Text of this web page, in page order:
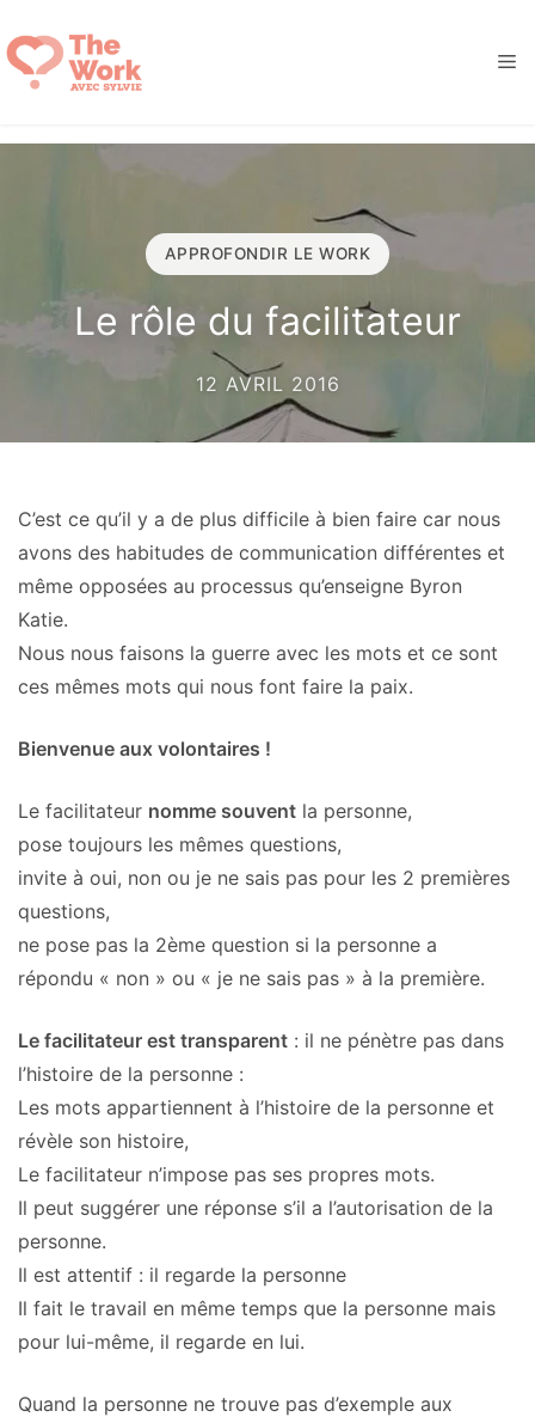
au
contenu
APPROFONDIR LE WORK
Le rôle du facilitateur
12 AVRIL 2016
C’est ce qu’il y a de plus difficile à bien faire car nous
avons des habitudes de communication différentes et
même opposées au processus qu’enseigne Byron
Katie.
Nous nous faisons la guerre avec les mots et ce sont
ces mêmes mots qui nous font faire la paix.
Bienvenue aux volontaires !
Le facilitateur nomme souvent la personne,
pose toujours les mêmes questions,
invite à oui, non ou je ne sais pas pour les 2 premières
questions,
ne pose pas la 2ème question si la personne a
répondu « non » ou « je ne sais pas » à la première.
Le facilitateur est transparent : il ne pénètre pas dans
l’histoire de la personne :
Les mots appartiennent à l’histoire de la personne et
révèle son histoire,
Le facilitateur n’impose pas ses propres mots.
Il peut suggérer une réponse s’il a l’autorisation de la
personne.
Il est attentif : il regarde la personne
Il fait le travail en même temps que la personne mais
pour lui-même, il regarde en lui.
Quand la personne ne trouve pas d’exemple aux